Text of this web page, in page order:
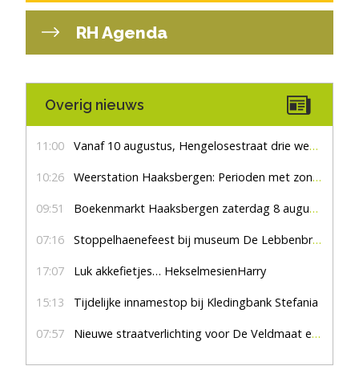
RH Agenda
Overig nieuws
11:00 Vanaf 10 augustus, Hengelosestraat drie weken dicht voor doorgaand verkeer
10:26 Weerstation Haaksbergen: Perioden met zon en droog
09:51 Boekenmarkt Haaksbergen zaterdag 8 augustus, marktplein Haaksbergen
07:16 Stoppelhaenefeest bij museum De Lebbenbrugge
17:07 Luk akkefietjes… HekselmesienHarry
15:13 Tijdelijke innamestop bij Kledingbank Stefania
07:57 Nieuwe straatverlichting voor De Veldmaat en De Pas